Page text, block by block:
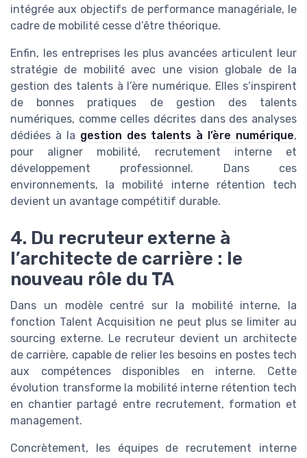
intégrée aux objectifs de performance managériale, le
cadre de mobilité cesse d’être théorique.
Enfin, les entreprises les plus avancées articulent leur
stratégie de mobilité avec une vision globale de la
gestion des talents à l’ère numérique. Elles s’inspirent
de bonnes pratiques de gestion des talents
numériques, comme celles décrites dans des analyses
dédiées à la gestion des talents à l’ère numérique,
pour aligner mobilité, recrutement interne et
développement professionnel. Dans ces
environnements, la mobilité interne rétention tech
devient un avantage compétitif durable.
4. Du recruteur externe à
l’architecte de carrière : le
nouveau rôle du TA
Dans un modèle centré sur la mobilité interne, la
fonction Talent Acquisition ne peut plus se limiter au
sourcing externe. Le recruteur devient un architecte
de carrière, capable de relier les besoins en postes tech
aux compétences disponibles en interne. Cette
évolution transforme la mobilité interne rétention tech
en chantier partagé entre recrutement, formation et
management.
Concrètement, les équipes de recrutement interne